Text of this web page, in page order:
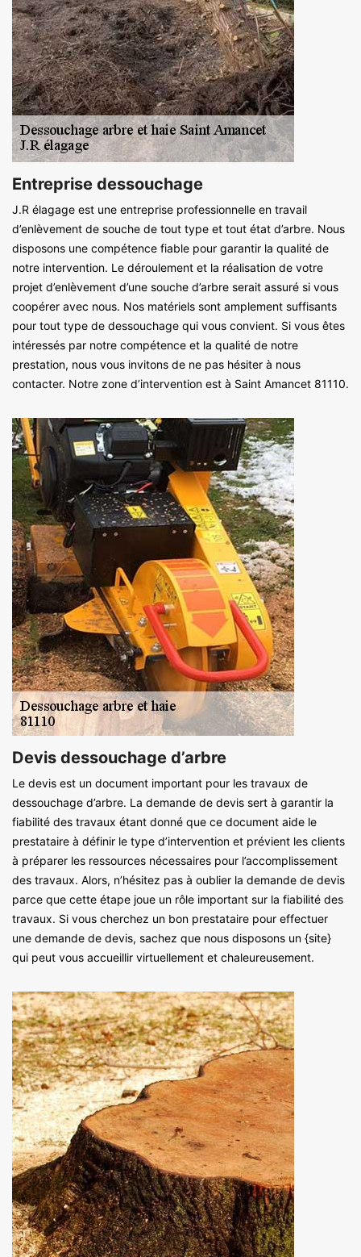
Entreprise dessouchage
J.R élagage est une entreprise professionnelle en travail
d’enlèvement de souche de tout type et tout état d’arbre. Nous
disposons une compétence fiable pour garantir la qualité de
notre intervention. Le déroulement et la réalisation de votre
projet d’enlèvement d’une souche d’arbre serait assuré si vous
coopérer avec nous. Nos matériels sont amplement suffisants
pour tout type de dessouchage qui vous convient. Si vous êtes
intéressés par notre compétence et la qualité de notre
prestation, nous vous invitons de ne pas hésiter à nous
contacter. Notre zone d’intervention est à Saint Amancet 81110.
Devis dessouchage d’arbre
Le devis est un document important pour les travaux de
dessouchage d’arbre. La demande de devis sert à garantir la
fiabilité des travaux étant donné que ce document aide le
prestataire à définir le type d’intervention et prévient les clients
à préparer les ressources nécessaires pour l’accomplissement
des travaux. Alors, n’hésitez pas à oublier la demande de devis
parce que cette étape joue un rôle important sur la fiabilité des
travaux. Si vous cherchez un bon prestataire pour effectuer
une demande de devis, sachez que nous disposons un {site}
qui peut vous accueillir virtuellement et chaleureusement.